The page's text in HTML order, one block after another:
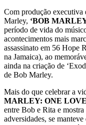
Com produção executiva
Marley, ‘BOB
período de vida do
acontecimentos mais
assassinato em 56 Hope
na Jamaica), ao
ainda na criação de
de Bob Marley.
Mais do que celebrar a
MARLEY: ONE
entre Bob e Rita e
adversidades, se